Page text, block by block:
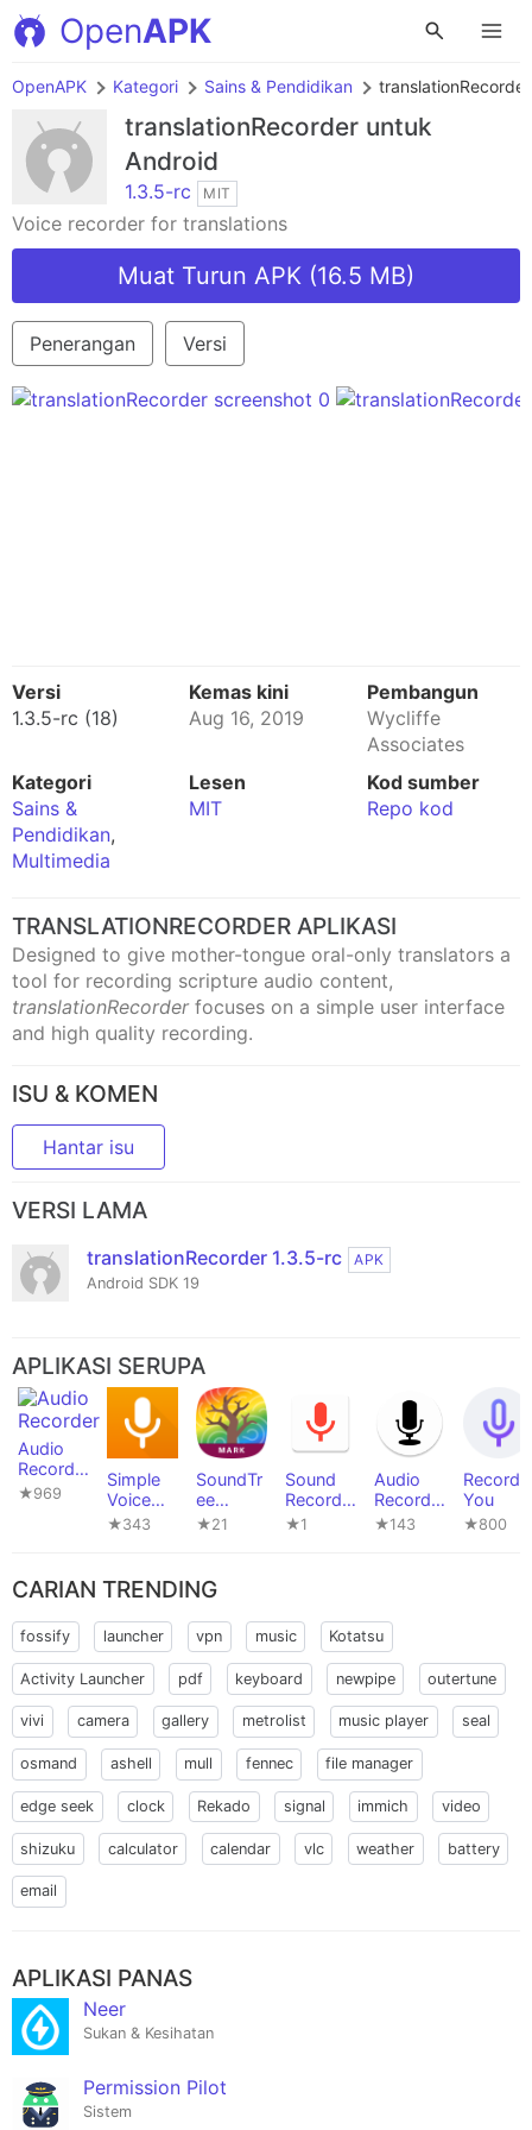
OpenAPK
OpenAPK Kategori Sains & Pendidikan translationRecorder
translationRecorder untuk
Android
1.3.5-rc MIT
Voice recorder for translations
Muat Turun APK (16.5 MB)
Penerangan Versi
Versi
1.3.5-rc (18)
Kemas kini
Aug 16, 2019
Pembangun
Wycliffe
Associates
Kategori
Sains &
Pendidikan,
Multimedia
Lesen
MIT
Kod sumber
Repo kod
TRANSLATIONRECORDER APLIKASI
Designed to give mother-tongue oral-only translators a
tool for recording scripture audio content,
translationRecorderfocuses on a simple user interface
and high quality recording.
ISU & KOMEN
Hantar isu
VERSI LAMA
translationRecorder 1.3.5-rc
APK
Android SDK 19
APLIKASI SERUPA
Audio
Recorde
r★969
Simple
Voice
Recorde
★343
SoundTr
ee
Recorde
★21
Sound
Recorde
r Plus
★1
Audio
Recorde
r★143
Record
You
★800
CARIAN TRENDING
fossify launcher vpn music Kotatsu
Activity Launcher pdf keyboard newpipe outertune
vivi camera gallery metrolist music player seal
osmand ashell mull fennec file manager
edge seek clock Rekado signal immich video
shizuku calculator calendar vlc weather battery
email
APLIKASI PANAS
Neer
Sukan & Kesihatan
Permission Pilot
Sistem